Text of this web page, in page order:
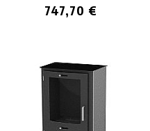
747,70 €